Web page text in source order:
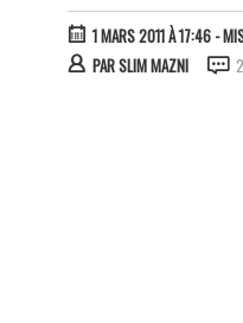
1 MARS 2011 À 17:46-
PARSLIM MAZNI